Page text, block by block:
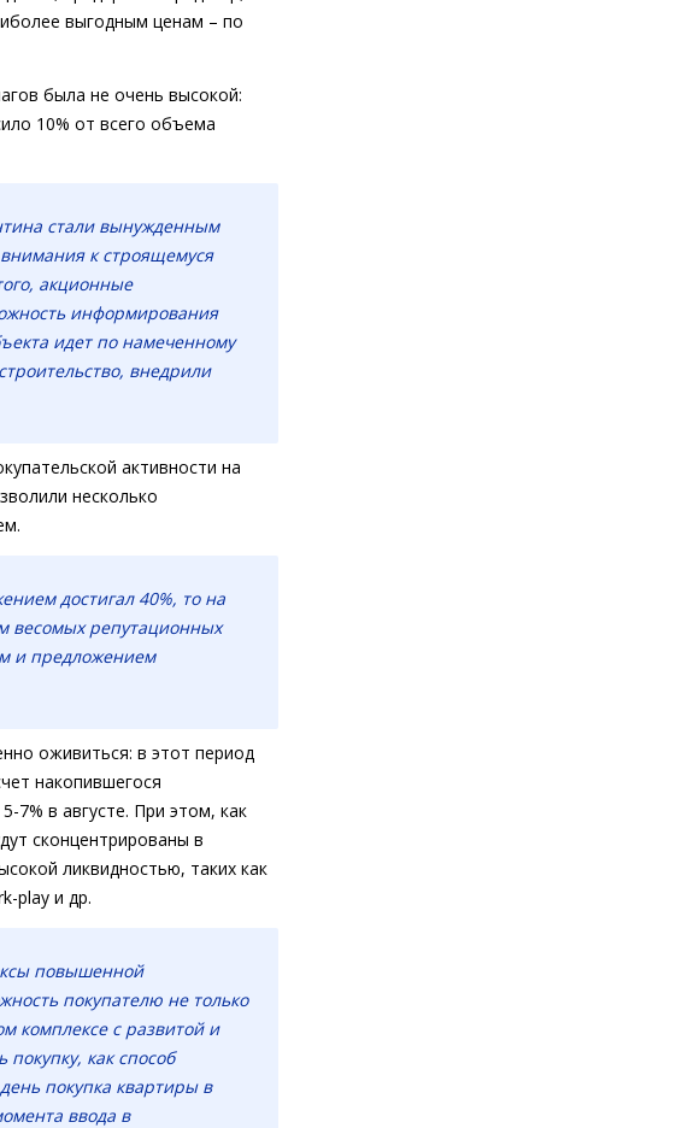
выгодным ценам – по
была не очень высокой:
10% от всего объема
стали вынужденным
к строящемуся
акционные
информирования
идет по намеченному
внедрили
активности на
несколько
достигал 40%, то на
весомых репутационных
и предложением
оживиться: в этот период
накопившегося
7% в августе. При этом, как
сконцентрированы в
ликвидностью, таких как
play и др.
повышенной
покупателю не только
комплексе с развитой и
как способ
покупка квартиры в
ввода в